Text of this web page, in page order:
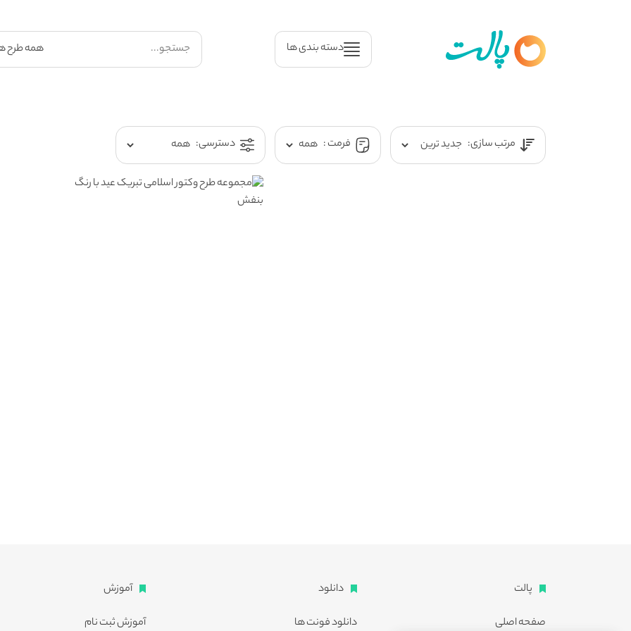
دسته بندی ها
مرتب سازی: فرمت : دسترسی:
پالت
صفحه اصلی
دانلود
دانلود فونت ها
آموزش
آموزش ثبت نام